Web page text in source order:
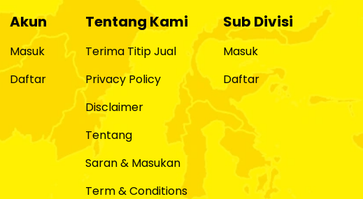
Akun
Masuk
Daftar
Tentang Kami
Terima Titip Jual
Privacy Policy
Disclaimer
Tentang
Saran & Masukan
Term & Conditions
Sub Divisi
Masuk
Daftar